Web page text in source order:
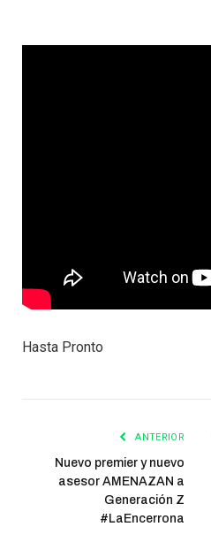
Hasta Pronto
ANTERIOR
Nuevo premier y nuevo
asesor AMENAZAN a
Generación Z
#LaEncerrona